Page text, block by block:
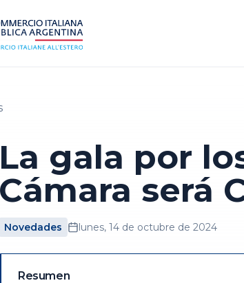
La gala por
Cámara será
Novedades lunes, 14 de octubre de 2024
Resumen